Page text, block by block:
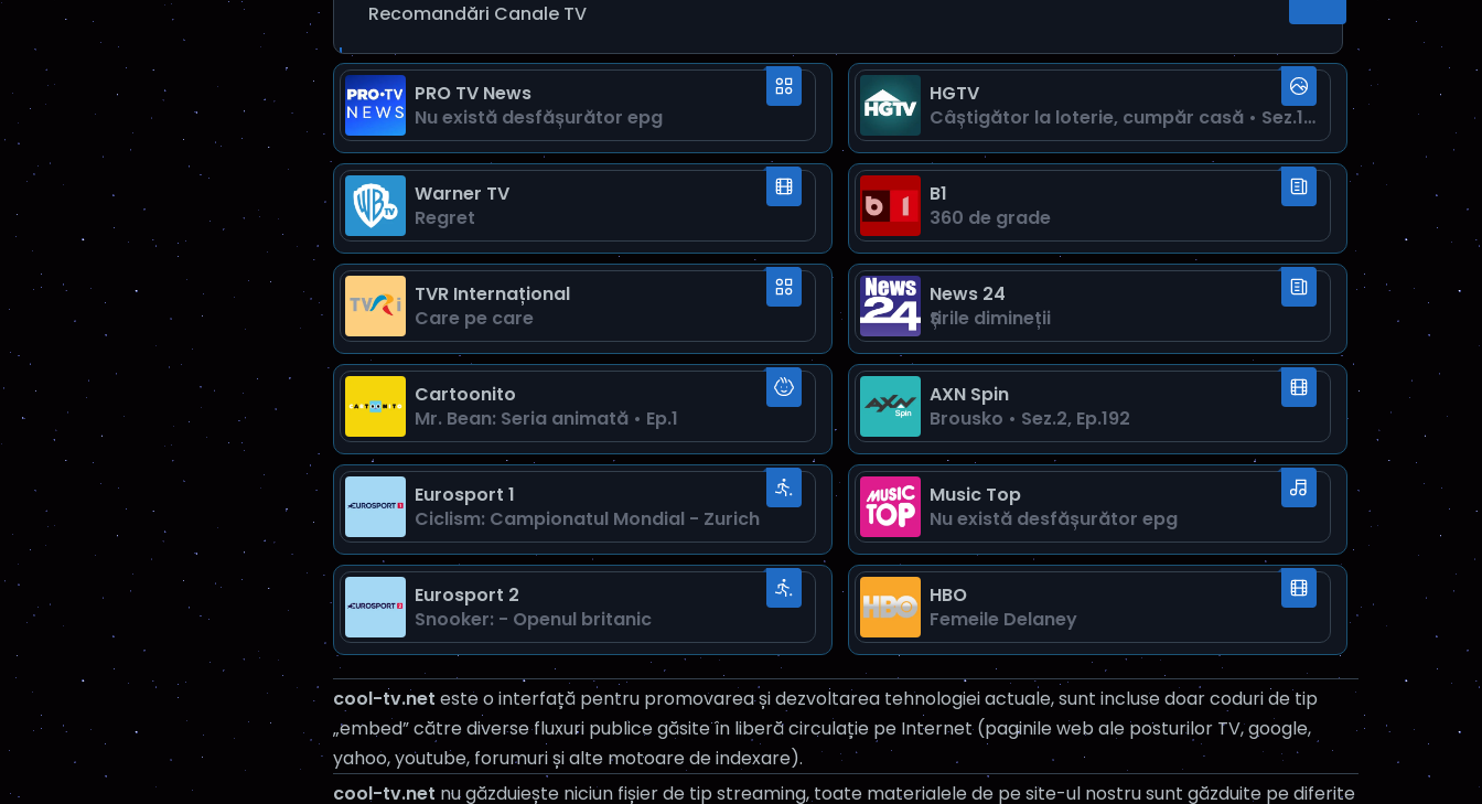
Recomandări Canale TV
PRO TV News
Nu există desfăşurător epg
HGTV
Câștigător la loterie, cumpăr casă • Sez.12, Ep.11
Warner TV
Regret
B1
360 de grade
TVR Internațional
Care pe care
News 24
Știrile dimineții
Cartoonito
Mr. Bean: Seria animată • Ep.1
AXN Spin
Brousko • Sez.2, Ep.192
Eurosport 1
Ciclism: Campionatul Mondial - Zurich
Music Top
Nu există desfăşurător epg
Eurosport 2
Snooker: - Openul britanic
HBO
Femeile Delaney
cool-tv.net este o interfață pentru promovarea și dezvoltarea tehnologiei actuale, sunt incluse doar coduri de tip
„embed” către diverse fluxuri publice găsite în liberă circulație pe Internet (paginile web ale posturilor TV, google,
yahoo, youtube, forumuri și alte motoare de indexare).
cool-tv.net nu găzduiește niciun fișier de tip streaming, toate materialele de pe site-ul nostru sunt găzduite pe diferite